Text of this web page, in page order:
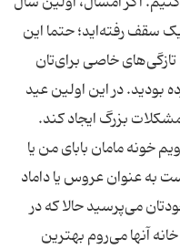
سقف رفته‌اید؛ حتما این
خاصی برای‌تان
بودید. در این اولین عید
بزرگ‌ ایجاد کند.
خونه مامان بابای من یا
به عنوان عروس یا داماد
می‌پرسید حالا که در
آنها می‌روم بهترین